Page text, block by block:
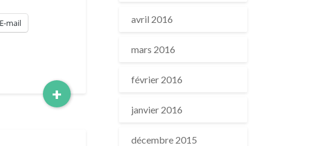
+Read
More
E-mail avril 2016
mars 2016
février 2016
janvier 2016
décembre 2015